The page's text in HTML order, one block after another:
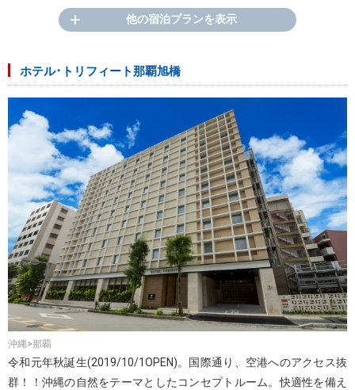
他の宿泊プランを表示
ホテル･トリフィート那覇旭橋
沖縄>那覇
令和元年秋誕生(2019/10/1OPEN)。国際通り、空港へのアクセス抜
群！！沖縄の自然をテーマとしたコンセプトルーム。快適性を備え